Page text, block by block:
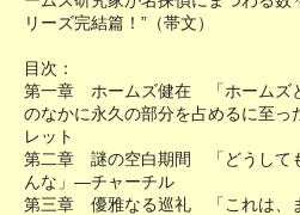
リーズ完結篇！”（帯文）
目次：
第一章 ホームズ健在 「ホームズ
のなかに永久の部分を占めるに至
レット
第二章 謎の空白期間 「どうして
んな」―チャーチル
第三章 優雅なる巡礼 「これは、